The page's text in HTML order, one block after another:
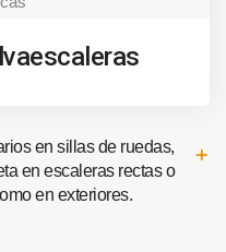
en sillas de ruedas,
en escaleras rectas o
en exteriores.